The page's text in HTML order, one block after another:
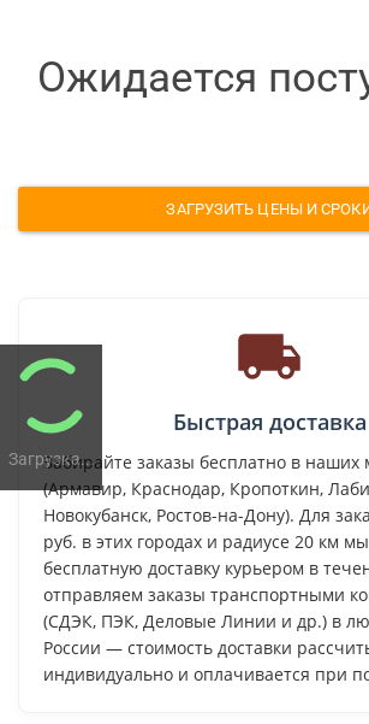
Загрузка...
Ожидается
ЗАГРУЗИТЬ ЦЕНЫ И
Быстрая доставка
Забирайте заказы бесплатно в наших
(Армавир, Краснодар, Кропоткин,
Новокубанск, Ростов-на-Дону). Для
руб. в этих городах и радиусе 20 км
бесплатную доставку курьером в
отправляем заказы транспортными
(СДЭК, ПЭК, Деловые Линии и др.) в
России — стоимость доставки
индивидуально и оплачивается при